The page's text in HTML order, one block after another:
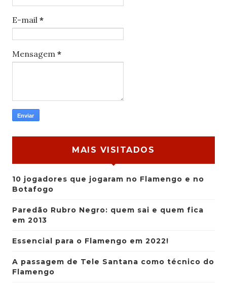
E-mail *
Mensagem *
MAIS VISITADOS
10 jogadores que jogaram no Flamengo e no
Botafogo
Paredão Rubro Negro: quem sai e quem fica
em 2013
Essencial para o Flamengo em 2022!
A passagem de Tele Santana como técnico do
Flamengo